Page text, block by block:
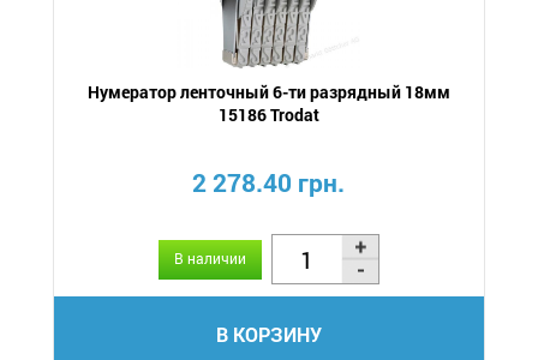
Нумератор ленточный 6-ти разрядный 18мм
15186 Trodat
2 278.40 грн.
В наличии
В КОРЗИНУ